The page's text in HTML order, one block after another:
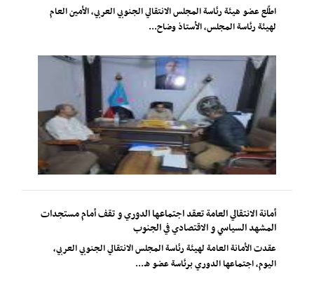
اطّلع عضو هيئة رئاسة المجلس الانتقالي الجنوبي العربي، الأمين العام
لهيئة رئاسة المجلس، الأستاذ وضاح...
أمانة الانتقالي العامة تعقد اجتماعها الدوري و تقف أمام مستجدات
المشهد السياسي و الاقتصادي في الجنوب
عقدت الأمانة العامة لهيئة رئاسة المجلس الانتقالي الجنوبي العربي،
اليوم، اجتماعها الدوري برئاسة عضو ه...